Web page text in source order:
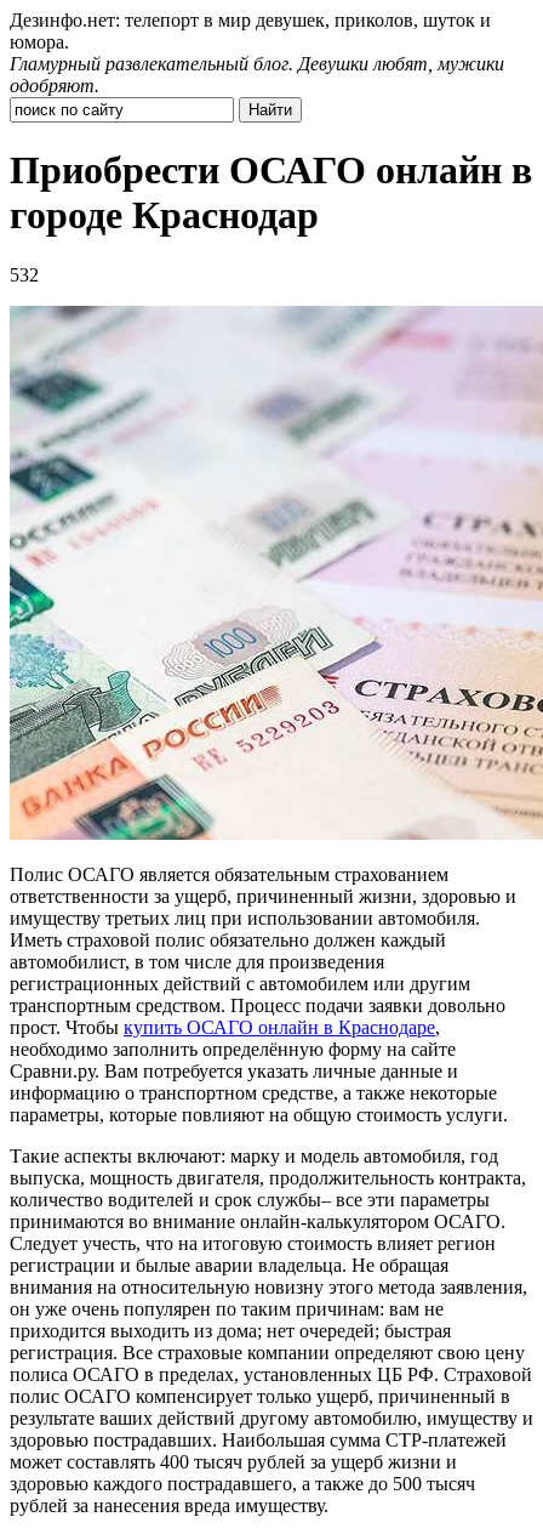
Дезинфо.нет: телепорт в мир девушек, приколов, шуток и
юмора.
Гламурный развлекательный блог. Девушки любят, мужики
одобряют.
Приобрести ОСАГО онлайн в
городе Краснодар
532
Полис ОСАГО является обязательным страхованием
ответственности за ущерб, причиненный жизни, здоровью и
имуществу третьих лиц при использовании автомобиля.
Иметь страховой полис обязательно должен каждый
автомобилист, в том числе для произведения
регистрационных действий с автомобилем или другим
транспортным средством. Процесс подачи заявки довольно
прост. Чтобы купить ОСАГО онлайн в Краснодаре,
необходимо заполнить определённую форму на сайте
Сравни.ру. Вам потребуется указать личные данные и
информацию о транспортном средстве, а также некоторые
параметры, которые повлияют на общую стоимость услуги.
Такие аспекты включают: марку и модель автомобиля, год
выпуска, мощность двигателя, продолжительность контракта,
количество водителей и срок службы– все эти параметры
принимаются во внимание онлайн-калькулятором ОСАГО.
Следует учесть, что на итоговую стоимость влияет регион
регистрации и былые аварии владельца. Не обращая
внимания на относительную новизну этого метода заявления,
он уже очень популярен по таким причинам: вам не
приходится выходить из дома; нет очередей; быстрая
регистрация. Все страховые компании определяют свою цену
полиса ОСАГО в пределах, установленных ЦБ РФ. Страховой
полис ОСАГО компенсирует только ущерб, причиненный в
результате ваших действий другому автомобилю, имуществу и
здоровью пострадавших. Наибольшая сумма CTP-платежей
может составлять 400 тысяч рублей за ущерб жизни и
здоровью каждого пострадавшего, а также до 500 тысяч
рублей за нанесения вреда имуществу.